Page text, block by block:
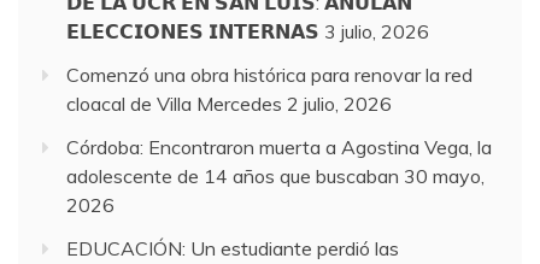
𝗘𝗟𝗘𝗖𝗖𝗜𝗢𝗡𝗘𝗦 𝗜𝗡𝗧𝗘𝗥𝗡𝗔𝗦 3 julio, 2026
Comenzó una obra histórica para renovar la red
cloacal de Villa Mercedes 2 julio, 2026
Córdoba: Encontraron muerta a Agostina Vega, la
adolescente de 14 años que buscaban 30 mayo,
2026
EDUCACIÓN: Un estudiante perdió las